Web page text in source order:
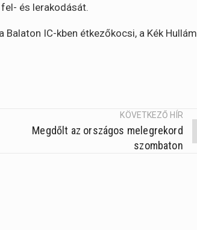
és lerakodását.
IC-kben étkezőkocsi, a Kék Hullám
KÖVETKEZŐ HÍR
Megdőlt az országos melegrekord
szombaton